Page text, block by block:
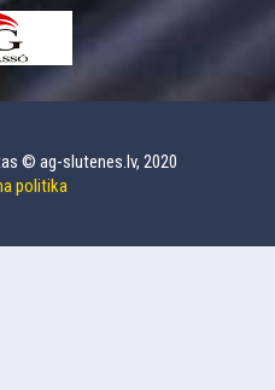
© ag-slutenes.lv, 2020
politika